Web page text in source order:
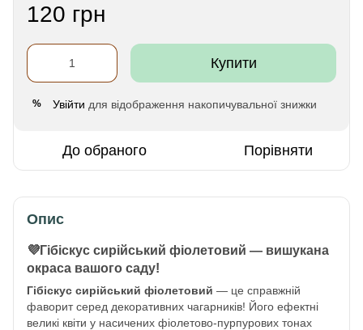
120 грн
Купити
% Увійти для відображення накопичувальної знижки
До обраного Порівняти
Опис
💜Гібіскус сирійський фіолетовий — вишукана
окраса вашого саду!
Гібіскус сирійський фіолетовий — це справжній
фаворит серед декоративних чагарників! Його ефектні
великі квіти у насичених фіолетово-пурпурових тонах